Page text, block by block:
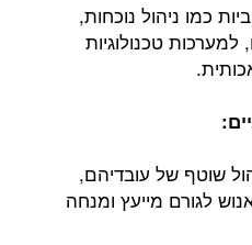
כמו ניהול נוכחות,
טכנולוגיות
שוטף של עובדיהם,
לגורם מייעץ ומנחה